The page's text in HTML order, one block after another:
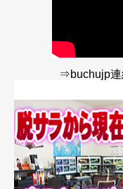
⇒buchujp連